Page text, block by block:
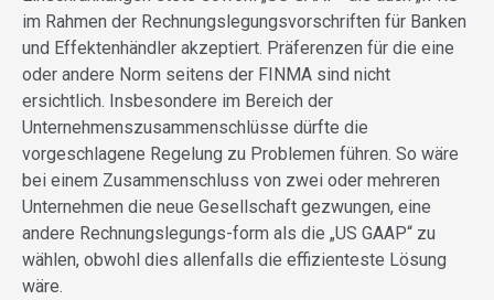
im Rahmen der Rechnungslegungsvorschriften für Banken
und Effektenhändler akzeptiert. Präferenzen für die eine
oder andere Norm seitens der FINMA sind nicht
ersichtlich. Insbesondere im Bereich der
Unternehmenszusammenschlüsse dürfte die
vorgeschlagene Regelung zu Problemen führen. So wäre
bei einem Zusammenschluss von zwei oder mehreren
Unternehmen die neue Gesellschaft gezwungen, eine
andere Rechnungslegungs-form als die „US GAAP“ zu
wählen, obwohl dies allenfalls die effizienteste Lösung
wäre.